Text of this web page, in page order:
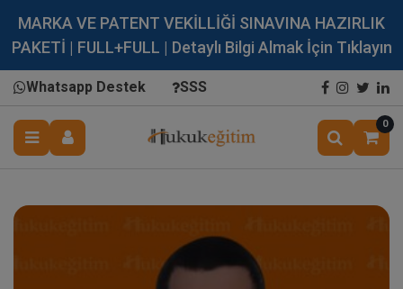
MARKA VE PATENT VEKİLLİĞİ SINAVINA HAZIRLIK
PAKETİ | FULL+FULL | Detaylı Bilgi Almak İçin Tıklayın
Whatsapp Destek SSS
0